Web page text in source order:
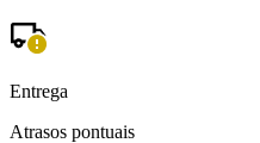
Entrega
Atrasos pontuais